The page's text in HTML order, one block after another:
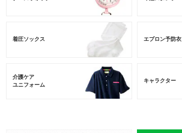
着圧ソックス エプロン予防衣
介護ケア
ユニフォーム
キャラクター